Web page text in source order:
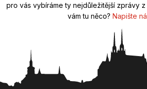
pro vás vybíráme ty nejdůležitější zprávy z
vám tu něco? Napište